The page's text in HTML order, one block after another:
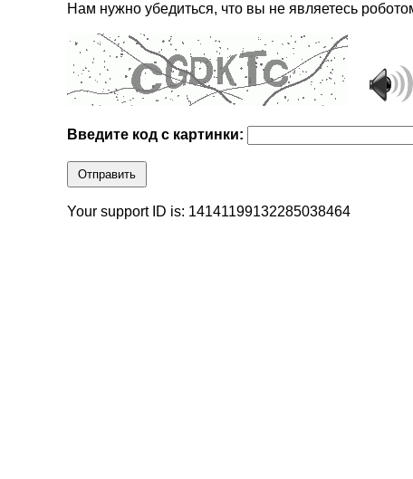
Нам нужно убедиться, что вы не являетесь
Введите код с картинки:
Отправить
Your support ID is: 14141199132285038464